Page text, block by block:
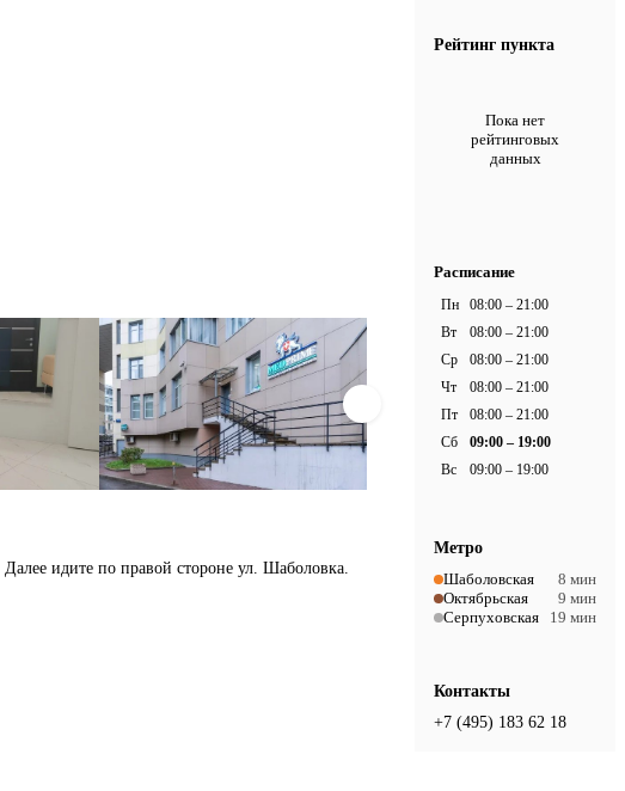
идите по правой стороне ул. Шаболовка.
Рейтинг пункта
Пока нет
рейтинговых
данных
Расписание
Пн
08:00 – 21:00
Вт
08:00 – 21:00
Ср
08:00 – 21:00
Чт
08:00 – 21:00
Пт
08:00 – 21:00
Сб
09:00 – 19:00
Вс
09:00 – 19:00
Метро
Шаболовская
8 мин
Октябрьская
9 мин
Серпуховская
19 мин
Контакты
+7 (495) 183 62 18